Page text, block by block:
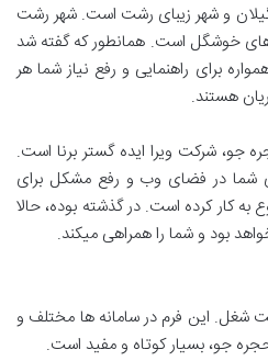
و شهر زیبای رشت است. شهر رشت
خوشگل است. همانطور که گفته شد
برای راهنمایی و رفع نیاز شما هر
هستند.
جو، شرکت ویرا ایده گستر برنا است.
شما در فضای وب و رفع مشکل برای
کار کرده است. در گذشته بوده، حالا
بود و شما را همراهی میکند.
شغل. این فرم در سامانه ها مختلف و
جو، بسیار کوتاه و مفید است.